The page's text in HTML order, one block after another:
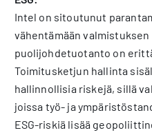
Intel on sitoutunut
vähentämään
puolijohdetuotanto on
Toimitusketjun hallinta
hallinnollisia riskejä, sillä
joissa työ- ja
ESG-riskiä lisää